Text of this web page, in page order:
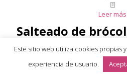
Leer más
Salteado de
verdes y setas
Hoy pienso en verde! Me
Este sitio web utiliza cookies propias
experiencia de usuario.